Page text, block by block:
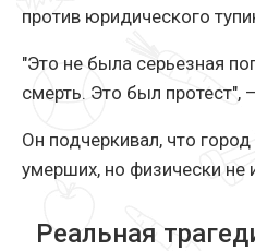
против юридического
"Это не была серьезная
смерть. Это был протест",
Он подчеркивал, что
умерших, но физически не
Реальная